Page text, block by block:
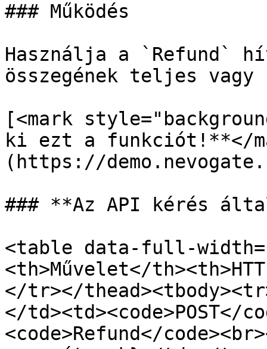
### Működés
Használja a `Refund`
összegének teljes
[<mark
ki ezt a funkciót!**</
(https://
### **Az API kérés
<table data-full-
<th>Művelet</
</tr></
</td><td><code>POST</
<code>Refund</